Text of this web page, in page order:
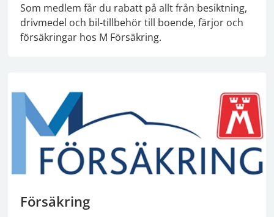
Som medlem får du rabatt på allt från besiktning,
drivmedel och bil-tillbehör till boende, färjor och
försäkringar hos M Försäkring.
Försäkring